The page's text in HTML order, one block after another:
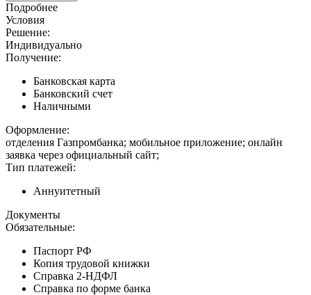
Подробнее
Условия
Решение:
Индивидуально
Получение:
Банковская карта
Банковский счет
Наличными
Оформление:
отделения Газпромбанка; мобильное приложение; онлайн
заявка через официальный сайт;
Тип платежей:
Аннуитетный
Документы
Обязательные:
Паспорт РФ
Копия трудовой книжки
Справка 2-НДФЛ
Справка по форме банка